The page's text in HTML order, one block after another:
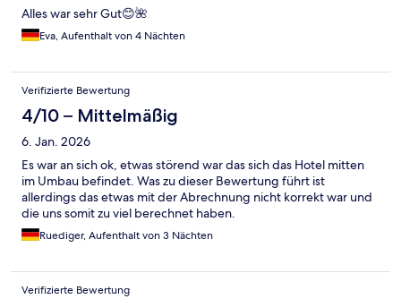
Alles war sehr Gut😊🌺
Eva, Aufenthalt von 4 Nächten
Verifizierte Bewertung
4/10 – Mittelmäßig
6. Jan. 2026
Es war an sich ok, etwas störend war das sich das Hotel mitten
im Umbau befindet. Was zu dieser Bewertung führt ist
allerdings das etwas mit der Abrechnung nicht korrekt war und
die uns somit zu viel berechnet haben.
Ruediger, Aufenthalt von 3 Nächten
Verifizierte Bewertung